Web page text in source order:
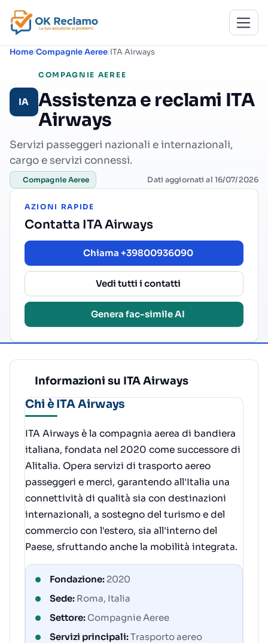
Home Compagnie Aeree ITA Airways
IA
COMPAGNIE AEREE
Assistenza e reclami ITA
Airways
Servizi passeggeri nazionali e internazionali,
cargo e servizi connessi.
Compagnie Aeree Dati aggiornati al 16/07/2026
AZIONI RAPIDE
Contatta ITA Airways
Chiama +39800936090
Vedi tutti i contatti
Genera fac-simile AI
Informazioni su ITA Airways
Chi è ITA Airways
ITA Airways è la compagnia aerea di bandiera
italiana, fondata nel 2020 come successore di
Alitalia. Opera servizi di trasporto aereo
passeggeri e merci, garantendo all'Italia una
connettività di qualità sia con destinazioni
internazionali, a sostegno del turismo e del
commercio con l'estero, sia all'interno del
Paese, sfruttando anche la mobilità integrata.
Fondazione: 2020
Sede: Roma, Italia
Settore: Compagnie Aeree
Servizi principali:Trasporto aereo